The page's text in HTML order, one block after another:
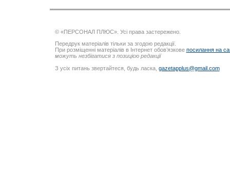
© «ПЕРСОНАЛ ПЛЮС». Усі права застережено.
Передрук матеріалів тільки за згодою редакції.
При розміщенні матеріалів в Інтернет обов’язкове посилання на
можуть незбігатися з позицією редакції
З усіх питань звертайтеся, будь ласка, gazetapplus@gmail.com